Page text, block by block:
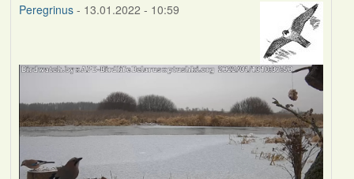
Peregrinus- 13.01.2022 - 10:59